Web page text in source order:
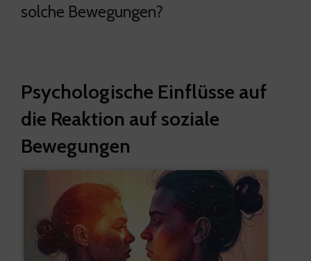
solche Bewegungen?
Psychologische Einflüsse auf
die Reaktion auf soziale
Bewegungen